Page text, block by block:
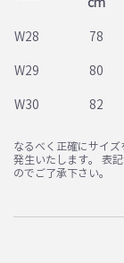
W28 78
W29 80
W30 82
なるべく正確にサイ
発生いたします。 表
のでご了承下さい。